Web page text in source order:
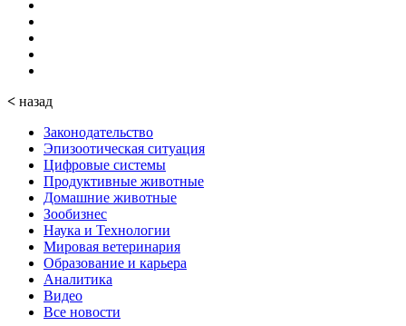
< назад
Законодательство
Эпизоотическая ситуация
Цифровые системы
Продуктивные животные
Домашние животные
Зообизнес
Наука и Технологии
Мировая ветеринария
Образование и карьера
Аналитика
Видео
Все новости